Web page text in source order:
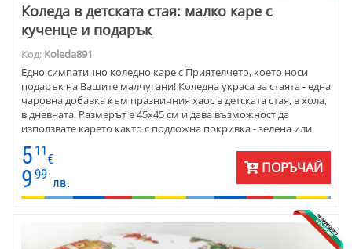
Коледа в детската стая: малко каре с
кученце и подарък
Код: Koleda891
Едно симпатично коледно каре с Приятелчето, което носи
подарък на Вашите малчугани! Коледна украса за стаята - една
чаровна добавка към празничния хаос в детската стая, в хола,
в дневната. Размерът е 45x45 см и дава възможност да
използвате карето както с подложна покривка - зелена или
червена, така и направо върху дървен или стъклен плот.
Веселият Рошльо отваря подарък с муцунка.
5 11
€
9 99
лв.
ПОРЪЧАЙ